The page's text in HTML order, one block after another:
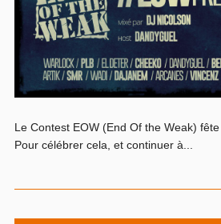
Le Contest EOW (End Of the Weak)
Pour célébrer cela, et continuer à...